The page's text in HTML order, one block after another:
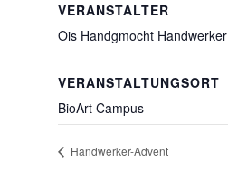
VERANSTALTER
Ois Handgmocht Handwerker
VERANSTALTUNGSORT
BioArt Campus
Handwerker-Advent